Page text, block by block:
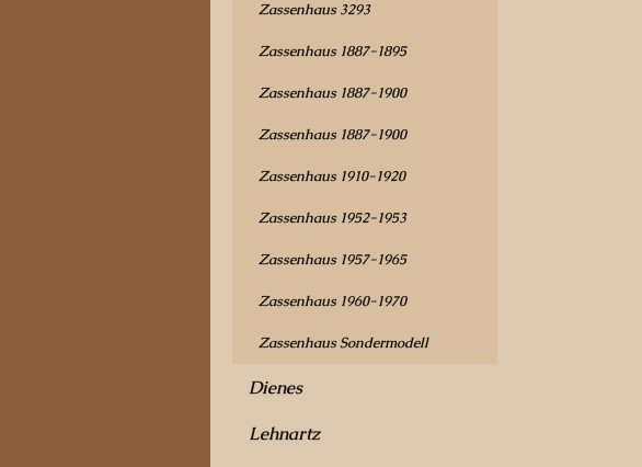
Zassenhaus 3293
Zassenhaus 1887-1895
Zassenhaus 1887-1900
Zassenhaus 1887-1900
Zassenhaus 1910-1920
Zassenhaus 1952-1953
Zassenhaus 1957-1965
Zassenhaus 1960-1970
Zassenhaus Sondermodell
Dienes
Lehnartz